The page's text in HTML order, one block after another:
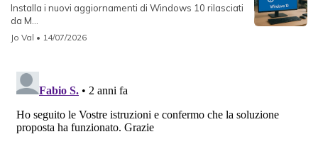
Installa i nuovi aggiornamenti di Windows 10 rilasciati
da M...
Jo Val • 14/07/2026